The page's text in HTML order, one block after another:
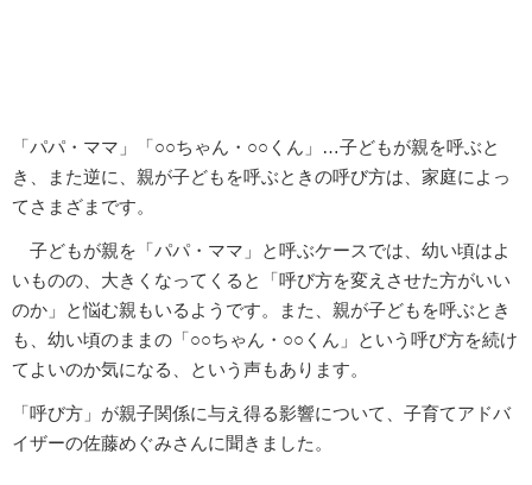
「パパ・ママ」「○○ちゃん・○○くん」…子どもが親を呼ぶと
き、また逆に、親が子どもを呼ぶときの呼び方は、家庭によっ
てさまざまです。
子どもが親を「パパ・ママ」と呼ぶケースでは、幼い頃はよ
いものの、大きくなってくると「呼び方を変えさせた方がいい
のか」と悩む親もいるようです。また、親が子どもを呼ぶとき
も、幼い頃のままの「○○ちゃん・○○くん」という呼び方を続け
てよいのか気になる、という声もあります。
「呼び方」が親子関係に与え得る影響について、子育てアドバ
イザーの佐藤めぐみさんに聞きました。